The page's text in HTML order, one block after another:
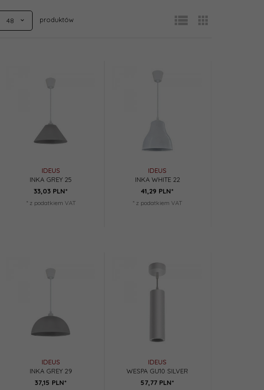
48
produktów
IDEUS
INKA GREY 25
33,03 PLN*
* z podatkiem VAT
IDEUS
INKA WHITE 22
41,29 PLN*
* z podatkiem VAT
IDEUS
INKA GREY 29
37,15 PLN*
IDEUS
WESPA GU10 SILVER
57,77 PLN*